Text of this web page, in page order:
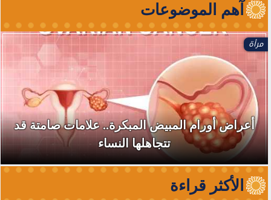
آهم الموضوعات
مرأة
أعراض أورام المبيض المبكرة.. علامات صامتة قد
تتجاهلها النساء
الأكثر قراءة